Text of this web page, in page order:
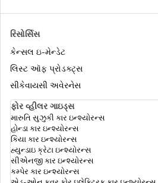
રિસોર્સિસ
કેન્સલ ઇ-મેન્ડેટ
લિસ્ટ ઑફ પ્રોડક્ટ્સ
સીકેવાયસી અવેરનેસ
ફોર વ્હીલર ગાઇડ્સ
મારુતિ સુઝુકી કાર ઇન્શ્યોરન્સ
હોન્ડા કાર ઇન્શ્યોરન્સ
કિયા કાર ઇન્શ્યોરન્સ
હ્યુન્ડાઇ ક્રેટા ઇન્શ્યોરન્સ
સીએનજી કાર ઇન્શ્યોરન્સ
કમ્પેર કાર ઇન્શ્યોરન્સ